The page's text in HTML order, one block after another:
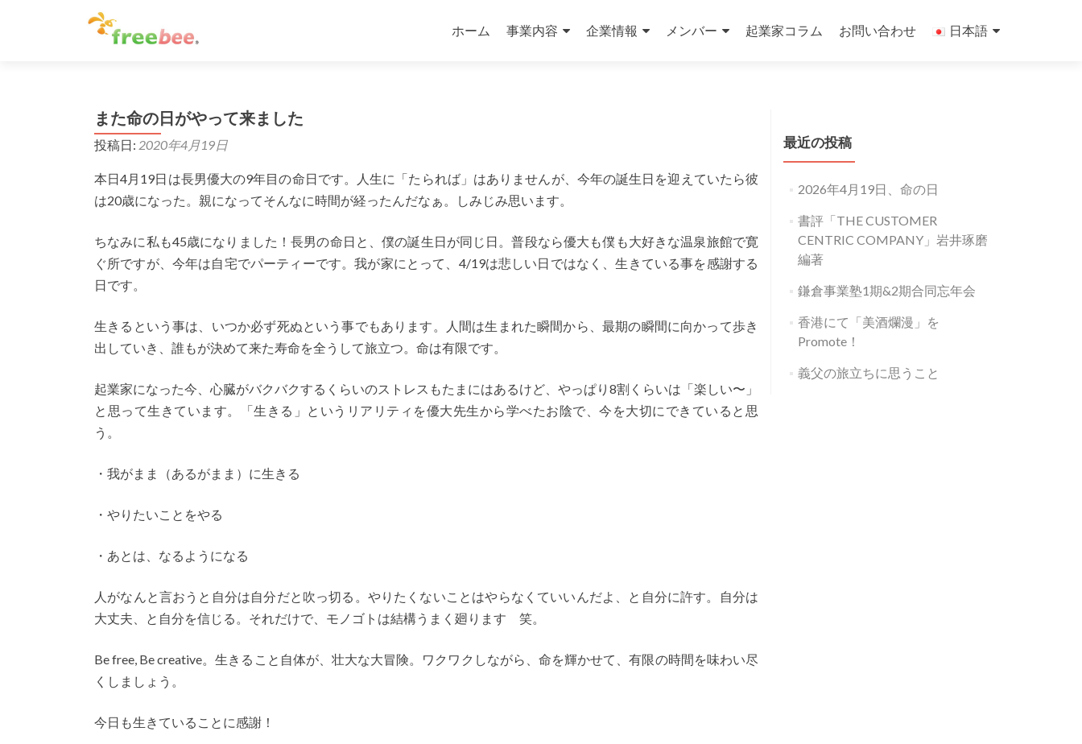
ン
プ
ホーム 事業内容 企業情報 メンバー 起業家コラム お問い合わせ 日本語
また命の日がやって来ました
投稿日: 2020年4月19日
本日4月19日は長男優大の9年目の命日です。人生に「たられば」はありませんが、今年の誕生日を迎えていたら彼
は20歳になった。親になってそんなに時間が経ったんだなぁ。しみじみ思います。
ちなみに私も45歳になりました！長男の命日と、僕の誕生日が同じ日。普段なら優大も僕も大好きな温泉旅館で寛
ぐ所ですが、今年は自宅でパーティーです。我が家にとって、4/19は悲しい日ではなく、生きている事を感謝する
日です。
生きるという事は、いつか必ず死ぬという事でもあります。人間は生まれた瞬間から、最期の瞬間に向かって歩き
出していき、誰もが決めて来た寿命を全うして旅立つ。命は有限です。
起業家になった今、心臓がバクバクするくらいのストレスもたまにはあるけど、やっぱり8割くらいは「楽しい〜」
と思って生きています。「生きる」というリアリティを優大先生から学べたお陰で、今を大切にできていると思
う。
・我がまま（あるがまま）に生きる
・やりたいことをやる
・あとは、なるようになる
人がなんと言おうと自分は自分だと吹っ切る。やりたくないことはやらなくていいんだよ、と自分に許す。自分は
大丈夫、と自分を信じる。それだけで、モノゴトは結構うまく廻ります 笑。
Be free, Be creative。生きること自体が、壮大な大冒険。ワクワクしながら、命を輝かせて、有限の時間を味わい尽
くしましょう。
今日も生きていることに感謝！
最近の投稿
2026年4月19日、命の日
書評「THE CUSTOMER
CENTRIC COMPANY」岩井琢磨
編著
鎌倉事業塾1期&2期合同忘年会
香港にて「美酒爛漫」を
Promote！
義父の旅立ちに思うこと